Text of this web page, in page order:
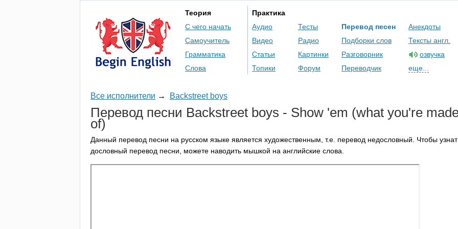
Теория
С чего начать
Самоучитель
Грамматика
Слова
Практика
Аудио
Видео
Статьи
Топики
Тесты
Радио
Картинки
Форум
Перевод песен
Подборки слов
Разговорник
Переводчик
Анекдоты
Тексты англ.
озвучка
еще...
Все исполнители → Backstreet boys
Перевод песни Backstreet boys - Show 'em (what you're
of)
Данный перевод песни на русском языке является художественным, т.е. перевод недословный. Чтобы
дословный перевод песни, можете наводить мышкой на английские слова.